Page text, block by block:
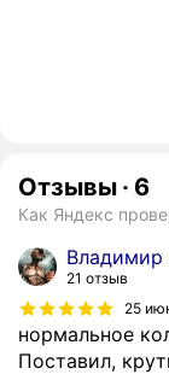
Отзывы · 6
Как Яндекс
Владимир
21 отзыв
25
нормальное
Поставил,